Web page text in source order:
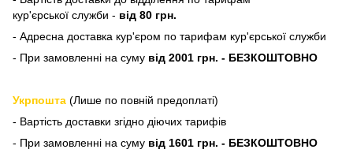
кур'єрської служби - від 80 грн.
- Адресна доставка кур'єром по тарифам кур'єрської служби
- При замовленні на суму від 2001 грн. - БЕЗКОШТОВНО
Укрпошта (Лише по повній предоплаті)
- Вартість доставки згідно діючих тарифів
- При замовленні на суму від 1601 грн. - БЕЗКОШТОВНО